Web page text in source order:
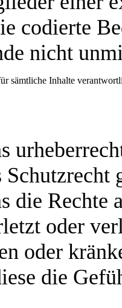
codierte
nicht
sämtliche Inhalte
Schutzrecht
die Rechte
oder
oder
die